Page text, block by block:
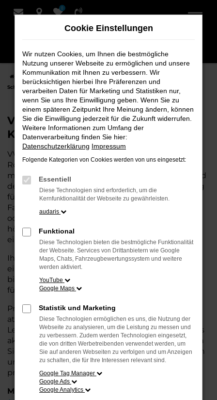
Zum
0
Startseite Rotenburg VW VW ID.5
VW ID.5 Neuwagen bei
Schmidt + Koch für Rotenburg
VW ID.5 Neuwagen bei Schmidt +
Koch für Rotenburg
VW ID.5 ist die perfekte Wahl für alle, die für
Rotenburg einenNeuwagensuchen. Mit seiner
modernen Technik, seinem effizienten Antrieb und
dem stilvollen Design ist der ID.5 die ideale Lösung
für jeden, der ein zuverlässiges und komfortables
Fahrzeug möchte. Egal, ob für den Stadtverkehr
oder längere Fahrten – der ID.5 bietet Ihnen
höchsten Fahrkomfort, innovative Features und
eine herausragende Wirtschaftlichkeit.
Ihr VW Autohaus in Rotenburg steht Ihnen mit
einer breiten Auswahl an Neuwagen zur Seite und
bietet Ihnen umfassende
für Sie passende Fahrzeug finden.
Profitieren Sie von zusätzlichen Services wie
attraktiven Finanzierungsmöglichkeiten,
Leasingangeboten und der Inzahlungnahme Ihres
aktuellen Fahrzeugs. Besuchen Sie uns und lassen
Sie sich von unseren Experten beraten – wir freuen
uns, Ihnen den perfekten Neuwagen zu
präsentieren!
Marken
Cookie Einstellungen
Wir nutzen Cookies, um Ihnen die bestmögliche
Nutzung unserer Webseite zu ermöglichen und unsere
Kommunikation mit Ihnen zu verbessern. Wir
berücksichtigen hierbei Ihre Präferenzen und
verarbeiten Daten für Marketing und Statistiken nur,
wenn Sie uns Ihre Einwilligung geben. Wenn Sie zu
einem späteren Zeitpunkt Ihre Meinung ändern, können
Sie die Einwilligung jederzeit für die Zukunft widerrufen.
Weitere Informationen zum Umfang der
Datenverarbeitung finden Sie hier:
Datenschutzerklärung Impressum
Folgende Kategorien von Cookies werden von uns eingesetzt:
Essentiell
Diese Technologien sind erforderlich, um die
Kernfunktionalität der Webseite zu gewährleisten.
audaris
Funktional
Diese Technologien bieten die bestmögliche Funktionalität
der Webseite. Services von Drittanbietern wie Google
Maps, Chats, Fahrzeugbewertungssystem und weitere
werden aktiviert.
YouTube
Google Maps
Statistik und Marketing
Diese Technologien ermöglichen es uns, die Nutzung der
Webseite zu analysieren, um die Leistung zu messen und
zu verbessern. Zudem werden Technologien eingesetzt,
die von dritten Werbetreibenden verwendet werden, um
Sie auf anderen Webseiten zu verfolgen und um Anzeigen
zu schalten, die für Ihre Interessen relevant sind.
Google Tag Manager
Google Ads
Google Analytics